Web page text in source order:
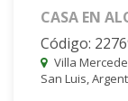
CASA EN
Código:
Villa
San Luis,